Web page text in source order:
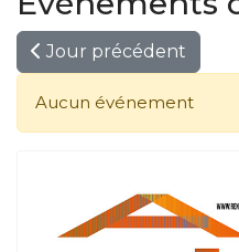
Jour précédent
Aucun événement